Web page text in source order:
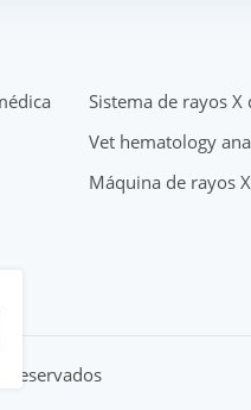
Sistema de rayos X
Vet hematology
Máquina de rayos
reservados